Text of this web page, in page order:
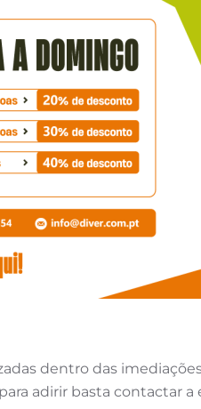
dentro das
adirir basta contactar a